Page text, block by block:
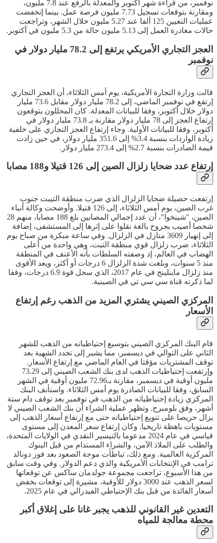
نوفمبر، من قراءة شهر أكتوبر والمعدلة بالرفع عند 7.8 مليون،
ومقارنة بتوقعات تسجيل 7.73 مليون فرصة عمل. بينما إنخفضت
عمليات التعيين 125 ألفا عند 5.27 مليون خلال الشهر، وتراجعت
حالات مغادرة العمل إلى 5.13 مليون حالة من 5.3 مليون في أكتوبر.
العجز التجاري الأمريكي يرتفع إلى 78.2 مليار دولار في
نوفمبر
قالت وزارة التجارة الأمريكية، يوم أمس الثلاثاء، أن العجز التجاري
إرتفع في نوفمبر الماضي، إلى 78.2 مليار دولار مقابل 73.6 مليار
دولار خلال أكتوبر، وفقا للبيانات المعدلة. كان المحللون يتوقعون
إرتفاع العجز إلى 78 مليار دولار مقارنة بـ 73.8 مليار دولار في
أكتوبر، وفقا للبيانات الأولية. وجاء إرتفاع العجز التجاري على خلفية
زيادة الواردات بنسبة 3.4% إلى 351.6 مليار دولار، في حين زادت
قيمة الصادرات بنسبة 2.7% إلى 273.4 مليار دولار.
إرتفاع عدد ضحايا زلزال الصين إلى 126 قتيلا و188 مصابا
إرتفعت حصيلة ضحايا الزلزال الذي ضرب منطقة التيبت جنوب
غرب الصين، يوم أمس الثلاثاء، إلى 126 قتيلا. وأوضحت وكالة أنباء
الصين، "شينخوا"، أن عدد إجمالي المصابين بلغ 188 مصابا، منهم 28
شخصا أصيب بجروح بالغة نقلوا على إثرها إلى المستشفى، إضافة
إلى إنهيار 3609 منازل في الزلزال. وفي ساعة مبكرة من صباح يوم
الثلاثاء، ضرب زلزال قوي منطقة التبت، وهي واحدة من أعلى
الهضاب في العالم، إذ وصفته السلطات بأنه الأعنف في المنطقة
منذ 5 سنوات، وبلغت شدة الزلزال 6 درجات أو أكثر، ويعد الأقوى
منذ زلزال ماينلينج في عام 2017، الذي سجل قوة 6.9 درجات، وفقا
لما ذكرته قناة سي سي تي في الصينية.
المركزي الصيني يشتري المزيد من الذهب رغم إرتفاع
الأسعار
قام البنك المركزي الصيني بتوسيع إحتياطياته من الذهب للشهر
الثاني على التوالي في ديسمبر، مما يشير إلى تجدد الشهية بعد
توقف المشتريات مؤقتا في العام الماضي مع إرتفاع الأسعار.
وإرتفعت إحتياطيات الذهب لدى بنك الشعب الصيني إلى 73.29
مليون أوقية في ديسمبر، مقارنة بـ72.96 مليون أوقية في الشهر
السابق، وفقا للبيانات الصادرة يوم أمس الثلاثاء. واستأنف البنك
المركزي زيادة إحتياطياته من الذهب في نوفمبر بعد توقف دام ستة
أشهر، وفق بلومبرج. وتظهر عملية الشراء أن بنك الشعب الصيني لا
يزال حريصا على تنويع إحتياطياته حتى مع إرتفاع أسعار الذهب إلى
مستويات باهظة تاريخيا. وكان إرتفاع سعر المعدن إلى مستوى
قياسي في عام 2024 مدعوما بالتيسير النقدي في الولايات المتحدة،
والطلب على الملاذ الآمن، والشراء المستدام من قبل البنوك
المركزية العالمية. ومع ذلك، تباطأت موجة الصعود بعد فوز دونالد
ترامب في الإنتخابات الأمريكية والذي دعم الدولار. وفي وقت سابق
من هذا الأسبوع، تراجعت مجموعة جولدمان ساكس عن توقعاتها
لسعر الذهب عند 3000 دولار للأوقية، مشيرة إلى توقعات بخفض
أسعار الفائدة من قبل بنك الإحتياطي الفيدرالي في عام 2025.
التعدين غير القانوني للذهب يجبر غانا على إغلاق أكبر
محطة معالجة للمياه